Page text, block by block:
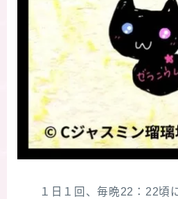
１日１回、毎晩22：22頃